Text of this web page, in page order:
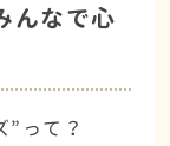
んなで心
って？